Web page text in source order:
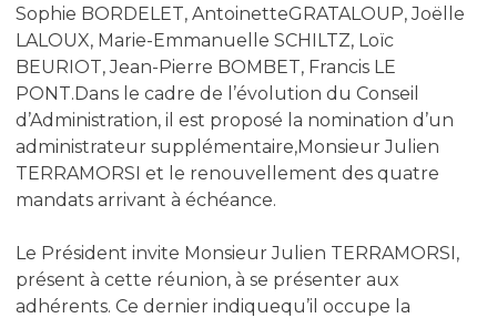
Sophie BORDELET, AntoinetteGRATALOUP, Joëlle
LALOUX, Marie-Emmanuelle SCHILTZ, Loïc
BEURIOT, Jean-Pierre BOMBET, Francis LE
PONT.Dans le cadre de l’évolution du Conseil
d’Administration, il est proposé la nomination d’un
administrateur supplémentaire,Monsieur Julien
TERRAMORSI et le renouvellement des quatre
mandats arrivant à échéance.
Le Président invite Monsieur Julien TERRAMORSI,
présent à cette réunion, à se présenter aux
adhérents. Ce dernier indiquequ’il occupe la